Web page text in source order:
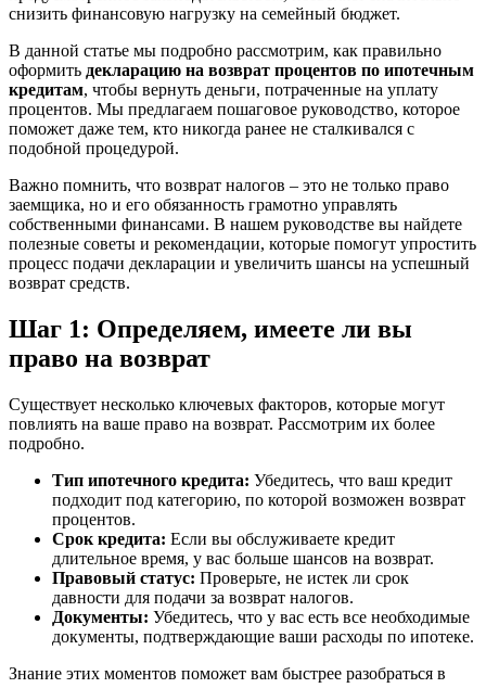
снизить финансовую нагрузку на семейный бюджет.
В данной статье мы подробно рассмотрим, как правильно
оформить декларацию на возврат процентов по ипотечным
кредитам, чтобы вернуть деньги, потраченные на уплату
процентов. Мы предлагаем пошаговое руководство, которое
поможет даже тем, кто никогда ранее не сталкивался с
подобной процедурой.
Важно помнить, что возврат налогов – это не только право
заемщика, но и его обязанность грамотно управлять
собственными финансами. В нашем руководстве вы найдете
полезные советы и рекомендации, которые помогут упростить
процесс подачи декларации и увеличить шансы на успешный
возврат средств.
Шаг 1: Определяем, имеете ли вы
право на возврат
Существует несколько ключевых факторов, которые могут
повлиять на ваше право на возврат. Рассмотрим их более
подробно.
Тип ипотечного кредита: Убедитесь, что ваш кредит
подходит под категорию, по которой возможен возврат
процентов.
Срок кредита: Если вы обслуживаете кредит
длительное время, у вас больше шансов на возврат.
Правовый статус: Проверьте, не истек ли срок
давности для подачи за возврат налогов.
Документы: Убедитесь, что у вас есть все необходимые
документы, подтверждающие ваши расходы по ипотеке.
Знание этих моментов поможет вам быстрее разобраться в